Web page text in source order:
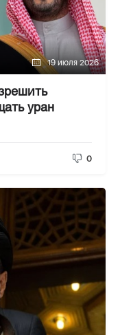
19 июля 2026
уран
0